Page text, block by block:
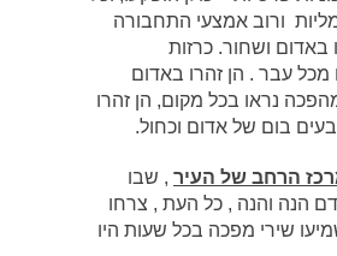
ורוב אמצעי התחבורה
באדום ושחור. כרזות
עבר . הן זהרו באדום
נראו בכל מקום, הן זהרו
בום של אדום וכחול.
הרחב של העיר , שבו
הנה והנה , כל העת , צרחו
שירי מפכה בכל שעות היו